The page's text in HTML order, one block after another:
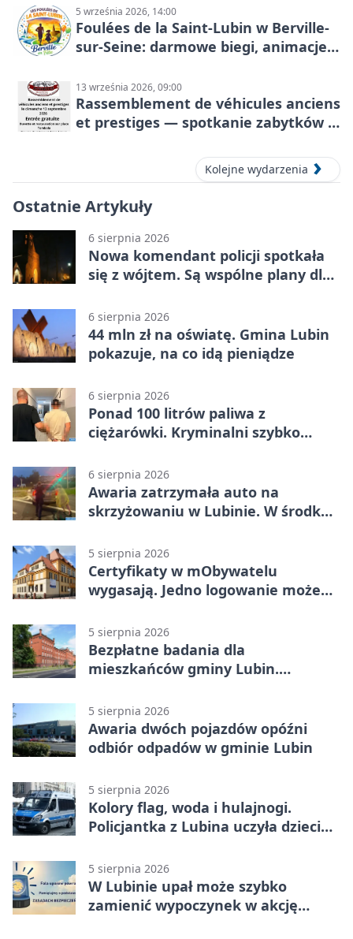
5 września 2026, 14:00
Foulées de la Saint-Lubin w Berville-
sur-Seine: darmowe biegi, animacje i
13 września 2026, 09:00
Rassemblement de véhicules anciens
et prestiges — spotkanie zabytków i
Kolejne wydarzenia
Ostatnie Artykuły
6 sierpnia 2026
Nowa komendant policji spotkała
się z wójtem. Są wspólne plany dla
6 sierpnia 2026
44 mln zł na oświatę. Gmina Lubin
pokazuje, na co idą pieniądze
6 sierpnia 2026
Ponad 100 litrów paliwa z
ciężarówki. Kryminalni szybko
6 sierpnia 2026
Awaria zatrzymała auto na
skrzyżowaniu w Lubinie. W środku
5 sierpnia 2026
Certyfikaty w mObywatelu
wygasają. Jedno logowanie może
5 sierpnia 2026
Bezpłatne badania dla
mieszkańców gminy Lubin.
5 sierpnia 2026
Awaria dwóch pojazdów opóźni
odbiór odpadów w gminie Lubin
5 sierpnia 2026
Kolory flag, woda i hulajnogi.
Policjantka z Lubina uczyła dzieci
5 sierpnia 2026
W Lubinie upał może szybko
zamienić wypoczynek w akcję